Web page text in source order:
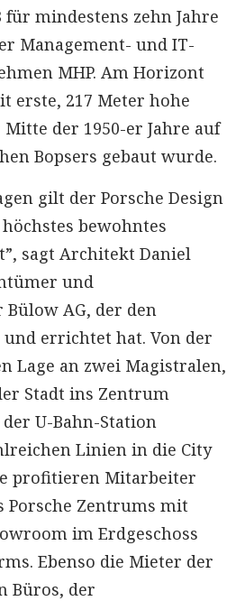
für mindestens zehn Jahre
Management- und IT-
MHP. Am Horizont
erste, 217 Meter hohe
der 1950-er Jahre auf
Bopsers gebaut wurde.
gilt der Porsche Design
bewohntes
sagt Architekt Daniel
und
AG, der den
errichtet hat. Von der
Lage an zwei Magistralen,
Stadt ins Zentrum
U-Bahn-Station
Linien in die City
profitieren Mitarbeiter
Porsche Zentrums mit
im Erdgeschoss
Ebenso die Mieter der
Büros, der